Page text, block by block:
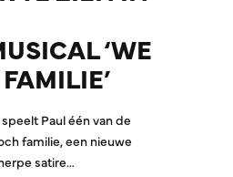
‘WE
Paul één van de
familie, een nieuwe
satire…